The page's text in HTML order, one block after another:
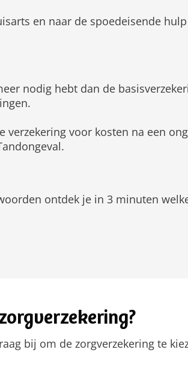
en naar de spoedeisende
nodig hebt dan de
voor kosten na een
ontdek je in 3 minuten
bij om de zorgverzekering te